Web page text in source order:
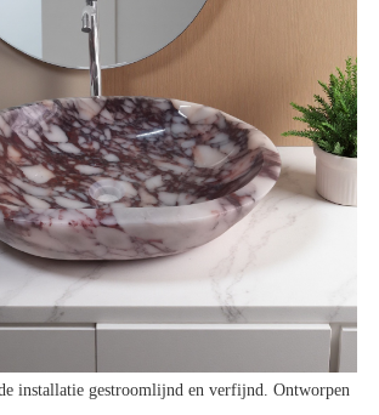
installatie gestroomlijnd en verfijnd. Ontworpen